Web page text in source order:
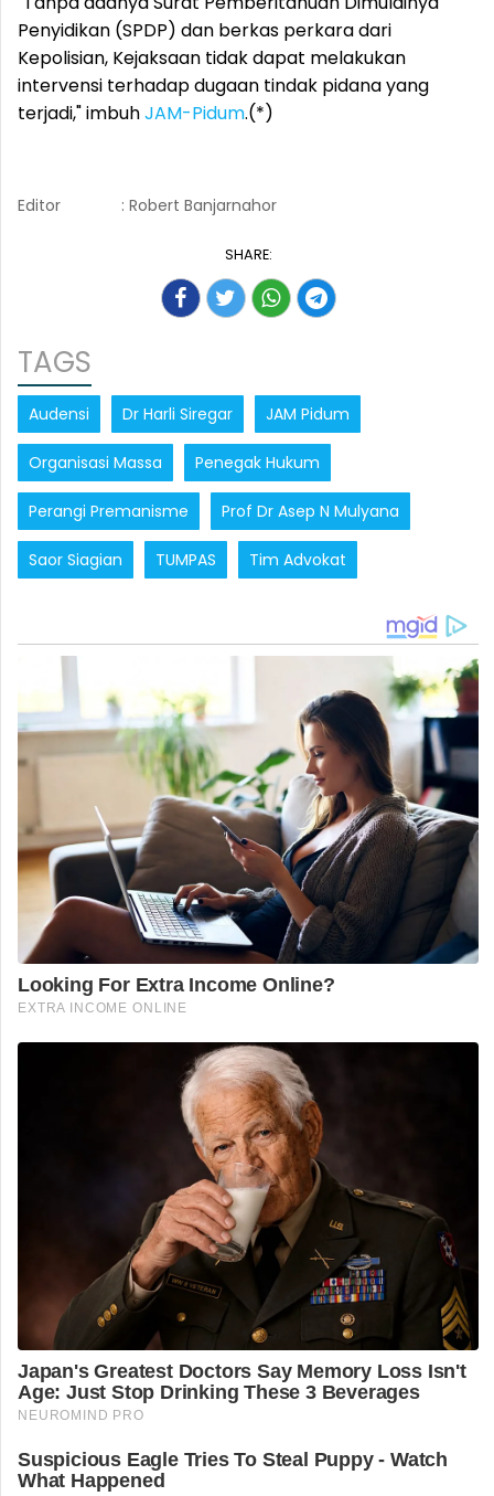
Penyidikan (SPDP) dan berkas perkara dari
Kepolisian, Kejaksaan tidak dapat melakukan
intervensi terhadap dugaan tindak pidana yang
terjadi," imbuhJAM-Pidum.(*)
Editor : Robert Banjarnahor
SHARE:
TAGS
Audensi Dr Harli Siregar JAM Pidum
Organisasi Massa Penegak Hukum
Perangi Premanisme Prof Dr Asep N Mulyana
Saor Siagian TUMPAS Tim Advokat